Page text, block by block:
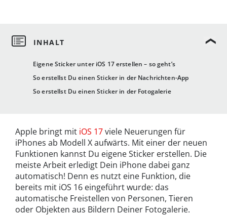
Eigene Sticker unter iOS 17 erstellen – so geht’s
So erstellst Du einen Sticker in der Nachrichten-App
So erstellst Du einen Sticker in der Fotogalerie
Apple bringt mit iOS 17viele Neuerungen für
iPhones ab Modell X aufwärts. Mit einer der neuen
Funktionen kannst Du eigene Sticker erstellen. Die
meiste Arbeit erledigt Dein iPhone dabei ganz
automatisch! Denn es nutzt eine Funktion, die
bereits mit iOS 16 eingeführt wurde: das
automatische Freistellen von Personen, Tieren
oder Objekten aus Bildern Deiner Fotogalerie.